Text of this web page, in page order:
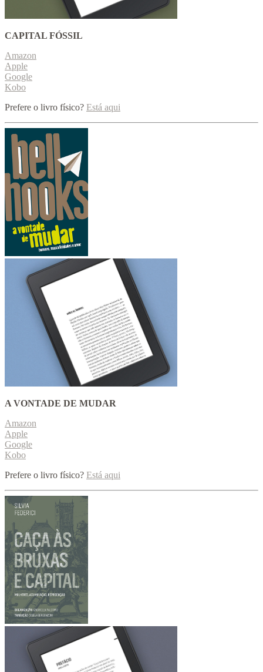
CAPITAL FÓSSIL
Amazon
Apple
Google
Kobo
Prefere o livro físico? Está aqui
A VONTADE DE MUDAR
Amazon
Apple
Google
Kobo
Prefere o livro físico? Está aqui